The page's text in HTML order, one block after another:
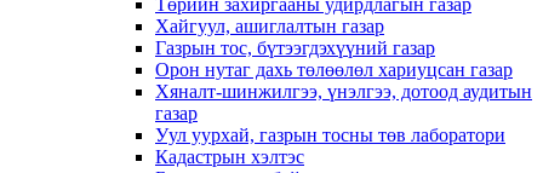
Төрийн захиргааны удирдлагын газар
Хайгуул, ашиглалтын газар
Газрын тос, бүтээгдэхүүний газар
Орон нутаг дахь төлөөлөл хариуцсан газар
Хяналт-шинжилгээ, үнэлгээ, дотоод аудитын
газар
Уул уурхай, газрын тосны төв лаборатори
Кадастрын хэлтэс